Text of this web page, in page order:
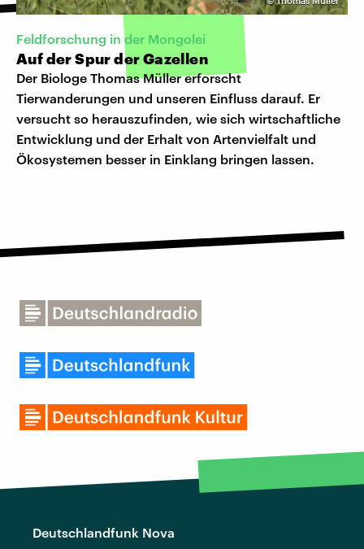
Feldforschung in der Mongolei
Auf der Spur der Gazellen
Der Biologe Thomas Müller erforscht
Tierwanderungen und unseren Einfluss darauf. Er
versucht so herauszufinden, wie sich wirtschaftliche
Entwicklung und der Erhalt von Artenvielfalt und
Ökosystemen besser in Einklang bringen lassen.
Deutschlandfunk Nova